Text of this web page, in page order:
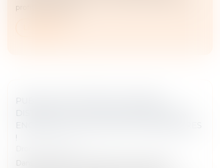
profit du locataire...
PUBLICITÉ TÉLÉVISÉE ET GRANDE
DISTRIBUTION : LA COUR DE CASSATION
ENCADRE LES PROMOTIONS TEMPORAIRES
!
Dans un secteur marqué par une concurrence